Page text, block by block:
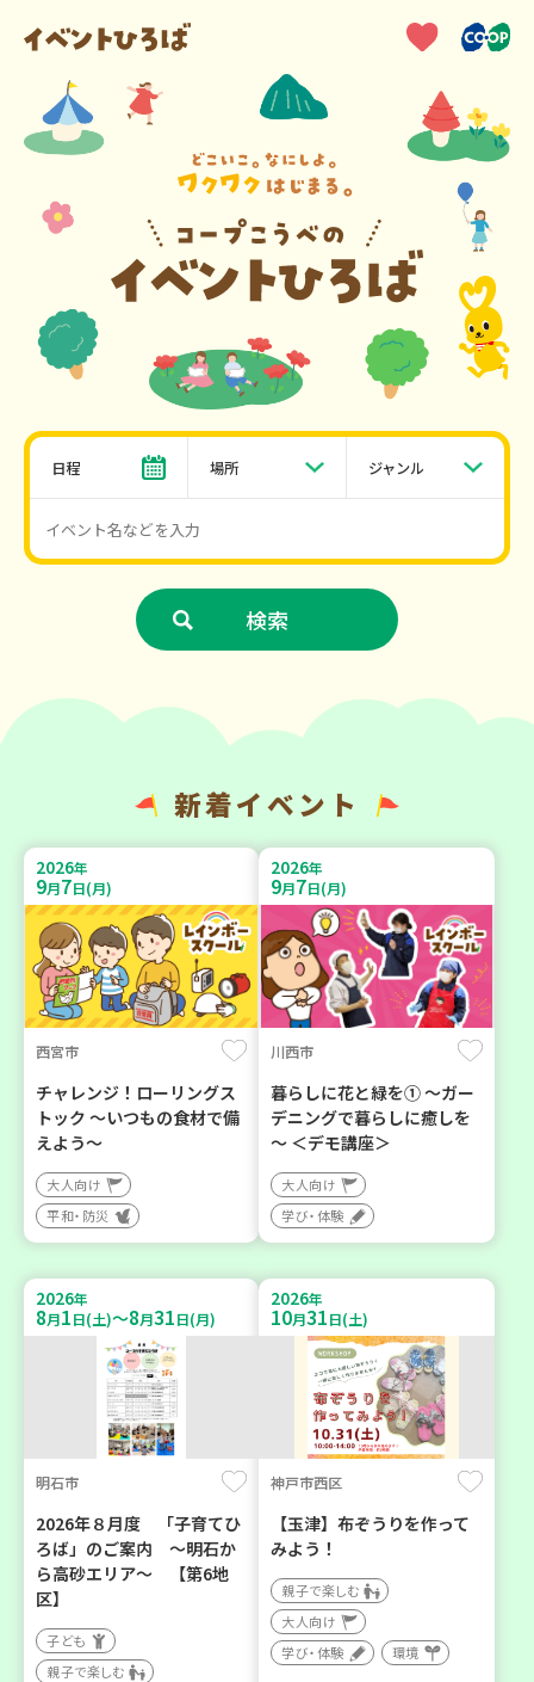
日程 場所 ジャンル
新着イベント
2026年
9月7日(月)
西宮市
チャレンジ！ローリングス
トック ～いつもの食材で備
えよう～
大人向け
平和・防災
2026年
9月7日(月)
川西市
暮らしに花と緑を① ～ガー
デニングで暮らしに癒しを
～ ＜デモ講座＞
大人向け
学び・体験
2026年
8月1日(土)～8月31日(月)
明石市
2026年８月度 「子育てひ
ろば」のご案内 ～明石か
ら高砂エリア～ 【第6地
区】
子ども
親子で楽しむ
2026年
10月31日(土)
神戸市西区
【玉津】布ぞうりを作って
みよう！
親子で楽しむ
大人向け
学び・体験
環境